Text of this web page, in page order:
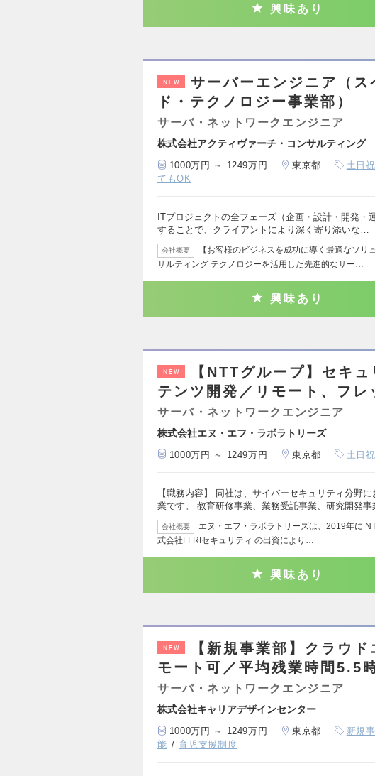
興味あり
NEW
サーバーエンジニア（
ド・テクノロジー事業部）
サーバ・ネットワークエンジニア
株式会社アクティヴァーチ・コンサルティング
1000万円 ～ 1249万円 東京都 土日
てもOK
ITプロジェクトの全フェーズ（企画・設計・開発・
することで、クライアントにより深く寄り添いな…
会社概要
【お客様のビジネスを成功に導く最適なソリ
サルティング テクノロジーを活用した先進的なサー…
興味あり
NEW
【NTTグループ】セキ
テンツ開発／リモート、フレ
サーバ・ネットワークエンジニア
株式会社エヌ・エフ・ラボラトリーズ
1000万円 ～ 1249万円 東京都 土日
【職務内容】 同社は、サイバーセキュリティ分野
業です。 教育研修事業、業務受託事業、研究開発
会社概要
エヌ・エフ・ラボラトリーズは、2019年に
式会社FFRIセキュリティ の出資により…
興味あり
NEW
【新規事業部】クラウ
モート可／平均残業時間5.5
サーバ・ネットワークエンジニア
株式会社キャリアデザインセンター
1000万円 ～ 1249万円 東京都 新規
能
育児支援制度